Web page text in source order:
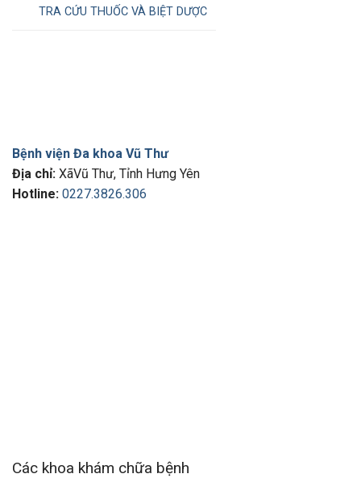
TRA CỨU THUỐC VÀ BIỆT DƯỢC
Bệnh viện Đa khoa Vũ Thư
Địa chỉ: XãVũ Thư, Tỉnh Hưng Yên
Hotline: 0227.3826.306
Các khoa khám chữa bệnh